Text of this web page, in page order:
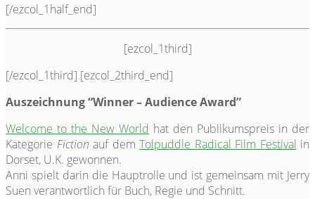
[/ezcol_1half_end]
[ezcol_1third]
[/ezcol_1third] [ezcol_2third_end]
Auszeichnung “Winner – Audience Award”
Welcome to the New World hat den Publikumspreis in der
Kategorie Fiction auf dem Tolpuddle Radical Film Festival in
Dorset, U.K. gewonnen.
Anni spielt darin die Hauptrolle und ist gemeinsam mit Jerry
Suen verantwortlich für Buch, Regie und Schnitt.